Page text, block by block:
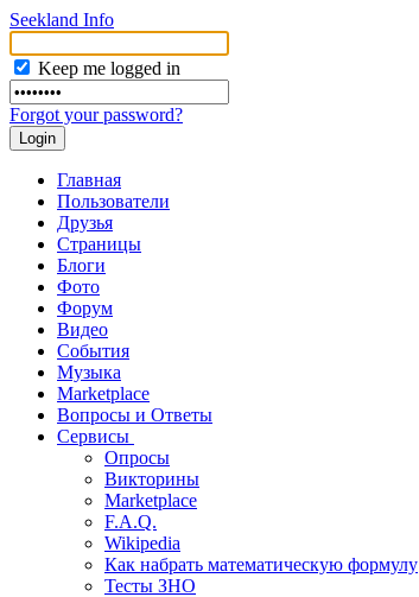
Seekland Info
Keep me logged in
Forgot your password?
Главная
Пользователи
Друзья
Страницы
Блоги
Фото
Форум
Видео
События
Музыка
Marketplace
Вопросы и Ответы
Сервисы
Опросы
Викторины
Marketplace
F.A.Q.
Wikipedia
Как набрать математическую формулу
Тесты ЗНО